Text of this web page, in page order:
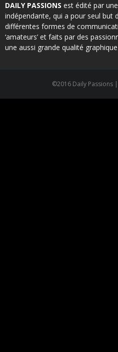
DAILY PASSIONS est édité par
indépendante, qui a pour seul but
différentes formes de
‘amateurs’ et faits par des
une aussi grande qualité
©2016 Daily Passions